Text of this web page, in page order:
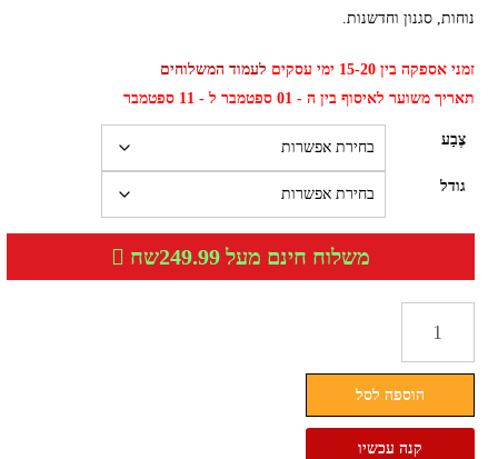
נוחות, סגנון וחדשנות.
זמני אספקה בין 15-20 ימי עסקים
לעמוד המשלוחים
תאריך משוער לאיסוף בין ה - 01 ספטמבר ל - 11 ספטמבר
צֶבַע
גודל
משלוח חינם מעל 249.99שח
נעלי
ללא
הוספה לסל
קנה עכשיו